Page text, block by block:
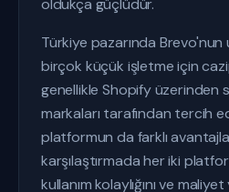
oldukça güçlüdür.
Türkiye pazarında Brevo'nun
birçok küçük işletme için
genellikle Shopify üzerinden
markaları tarafından tercih
platformun da farklı
karşılaştırmada her iki
kullanım kolaylığını ve maliyet